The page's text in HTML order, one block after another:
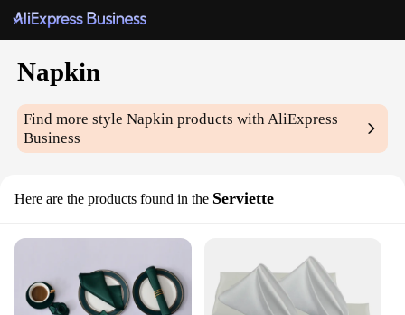
Napkin
Find more styleNapkin products with AliExpress
Business
Here are the products found in the Serviette